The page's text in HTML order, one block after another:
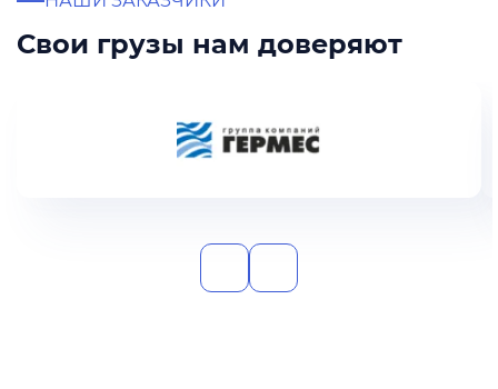
Свои грузы нам доверяют